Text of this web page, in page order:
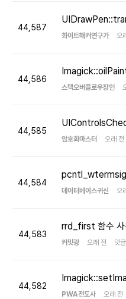
44,587
화이트해커연구가 오
44,586
스택오버플로우장인
44,585
암호화마스터 오래
44,584
pcntl_wtermsig
데이터베이스귀신 오
44,583
rrd_first 함수 사
커밋광 오래 전 댓
44,582
PWA전도사 오래